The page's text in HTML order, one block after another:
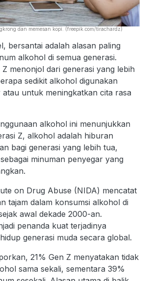
dan memesan kopi. (freepik.com/tirachardz)
bersantai adalah alasan paling
alkohol di semua generasi.
menonjol dari generasi yang lebih
sedikit alkohol digunakan
atau untuk meningkatkan cita rasa
alkohol ini menunjukkan
Z, alkohol adalah hiburan
bagi generasi yang lebih tua,
minuman penyegar yang
on Drug Abuse (NIDA) mencatat
tajam dalam konsumsi alkohol di
awal dekade 2000-an.
penanda kuat terjadinya
generasi muda secara global.
21% Gen Z menyatakan tidak
sama sekali, sementara 39%